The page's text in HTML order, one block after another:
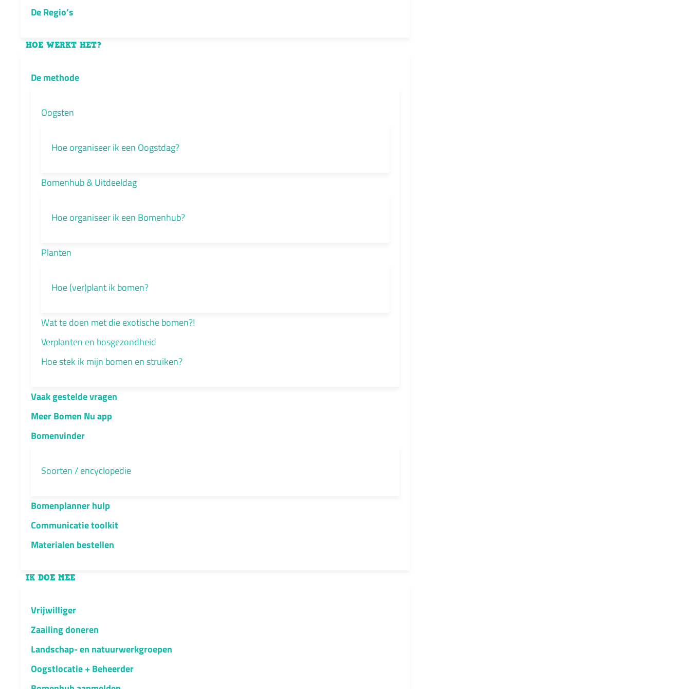
De Regio’s
HOE WERKT HET?
De methode
Oogsten
Hoe organiseer ik een Oogstdag?
Bomenhub & Uitdeeldag
Hoe organiseer ik een Bomenhub?
Planten
Hoe (ver)plant ik bomen?
Wat te doen met die exotische bomen?!
Verplanten en bosgezondheid
Hoe stek ik mijn bomen en struiken?
Vaak gestelde vragen
Meer Bomen Nu app
Bomenvinder
Soorten / encyclopedie
Bomenplanner hulp
Communicatie toolkit
Materialen bestellen
IK DOE MEE
Vrijwilliger
Zaailing doneren
Landschap- en natuurwerkgroepen
Oogstlocatie + Beheerder